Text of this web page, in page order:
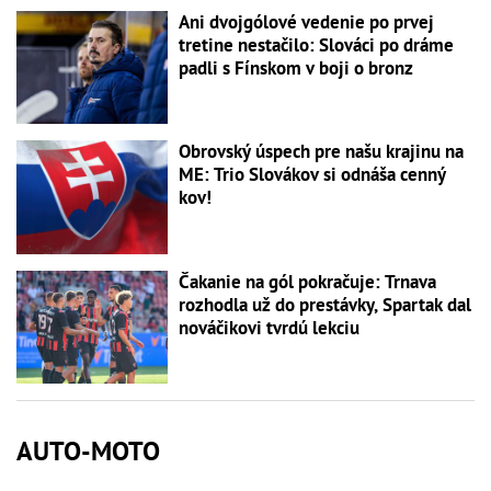
Ani dvojgólové vedenie po prvej
tretine nestačilo: Slováci po dráme
padli s Fínskom v boji o bronz
Obrovský úspech pre našu krajinu na
ME: Trio Slovákov si odnáša cenný
kov!
Čakanie na gól pokračuje: Trnava
rozhodla už do prestávky, Spartak dal
nováčikovi tvrdú lekciu
AUTO-MOTO